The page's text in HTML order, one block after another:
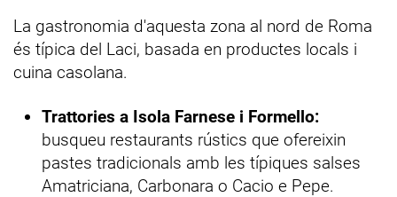
La gastronomia d'aquesta zona al nord de Roma
és típica del Laci, basada en productes locals i
cuina casolana.
Trattories a Isola Farnese i Formello:
busqueu restaurants rústics que ofereixin
pastes tradicionals amb les típiques salses
Amatriciana, Carbonara o Cacio e Pepe.